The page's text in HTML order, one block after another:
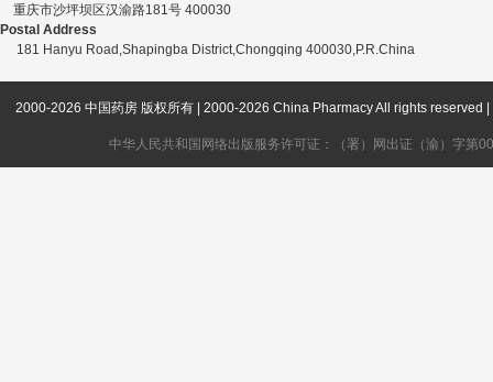
重庆市沙坪坝区汉渝路181号 400030
Postal Address
181 Hanyu Road,Shapingba District,Chongqing 400030,P.R.China
2000-2026 中国药房 版权所有 | 2000-2026 China Pharmacy All rights reserved
中华人民共和国网络出版服务许可证：（署）网出证（渝）字第